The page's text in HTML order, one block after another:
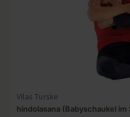
Vilas Turske
hindolasana (Babyschaukel im